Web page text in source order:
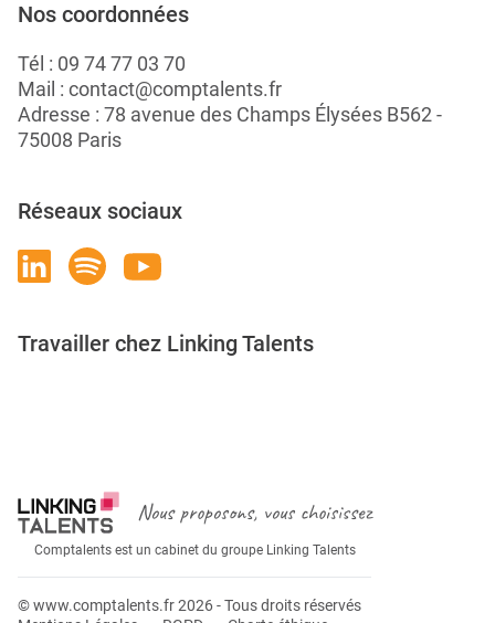
Nos coordonnées
Tél : 09 74 77 03 70
Mail : contact@comptalents.fr
Adresse : 78 avenue des Champs Élysées B562 -
75008 Paris
Réseaux sociaux
Travailler chez Linking Talents
Nous proposons, vous choisissez
Comptalents est un cabinet du groupe Linking Talents
© www.comptalents.fr 2026 - Tous droits réservés